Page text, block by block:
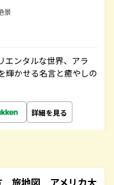
景
エンタルな世界、アラ
輝かせる名言と癒やしの
詳細を見る
旅地図 アメリカ大